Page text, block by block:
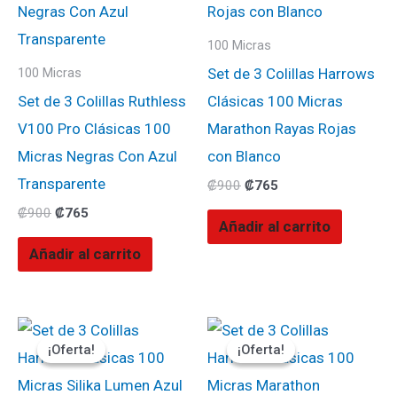
100 Micras
Set de 3 Colillas Ruthless
V100 Pro Clásicas 100
Micras Negras Con Azul
Transparente
₡900 ₡765
Añadir al carrito
100 Micras
Set de 3 Colillas Harrows
Clásicas 100 Micras
Marathon Rayas Rojas
con Blanco
₡900 ₡765
Añadir al carrito
¡Oferta!
¡Oferta!
El
precio
original
₡1100.
El
precio
actual
₡935.
¡Oferta!
¡Oferta!
El
precio
original
₡900.
El
precio
actual
₡765.